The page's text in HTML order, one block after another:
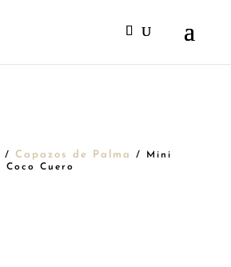
/ Capazos de Palma
/ Mini
Coco Cuero